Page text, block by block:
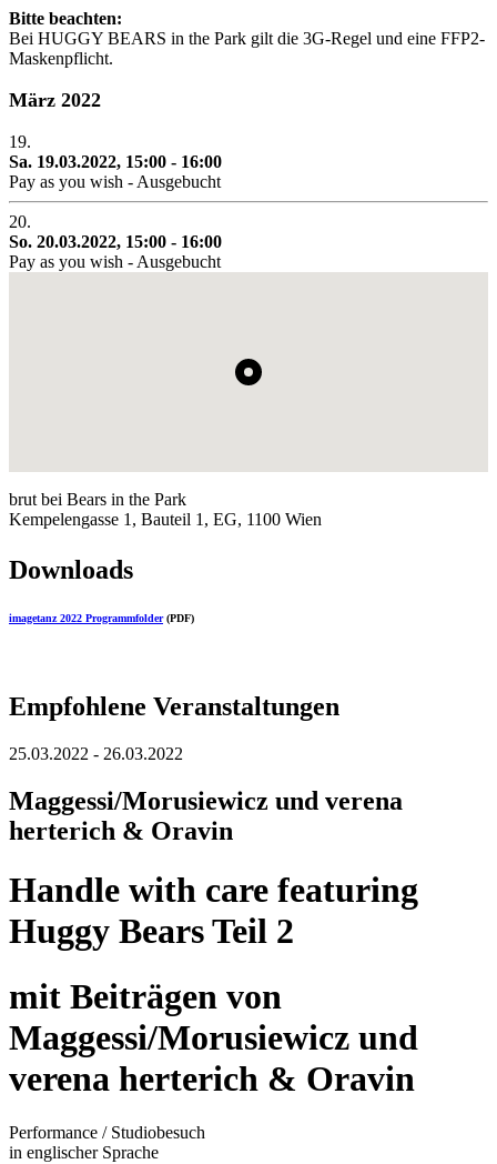
Bitte beachten:
Bei HUGGY BEARS in the Park gilt die 3G-Regel und eine FFP2-
Maskenpflicht.
März 2022
19.
Sa. 19.03.2022, 15:00 - 16:00
Pay as you wish - Ausgebucht
20.
So. 20.03.2022, 15:00 - 16:00
Pay as you wish - Ausgebucht
brut bei Bears in the Park
Kempelengasse 1, Bauteil 1, EG, 1100 Wien
Downloads
imagetanz 2022 Programmfolder(PDF)
Empfohlene Veranstaltungen
25.03.2022 - 26.03.2022
Maggessi/Morusiewicz und verena
herterich & Oravin
Handle with care featuring
Huggy Bears Teil 2
mit Beiträgen von
Maggessi/Morusiewicz und
verena herterich & Oravin
Performance / Studiobesuch
in englischer Sprache